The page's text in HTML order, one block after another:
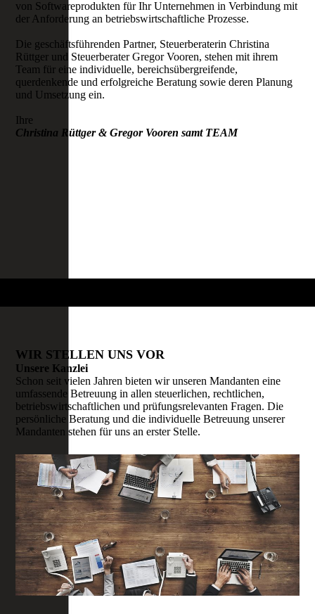
von Softwareprodukten für Ihr Unternehmen in Verbindung mit
der Anforderung an betriebswirtschaftliche Prozesse.
Die geschäftsführenden Partner, Steuerberaterin Christina
Rüttger und Steuerberater Gregor Vooren, stehen mit ihrem
Team für eine individuelle, bereichsübergreifende,
querdenkende und erfolgreiche Beratung sowie deren Planung
und Umsetzung ein.
Ihre
Christina Rüttger & Gregor Vooren samt TEAM
WIR STELLEN UNS VOR
Unsere Kanzlei
Schon seit vielen Jahren bieten wir unseren Mandanten eine
umfassende Betreuung in allen steuerlichen, rechtlichen,
betriebswirtschaftlichen und prüfungsrelevanten Fragen. Die
persönliche Beratung und die individuelle Betreuung unserer
Mandanten stehen für uns an erster Stelle.